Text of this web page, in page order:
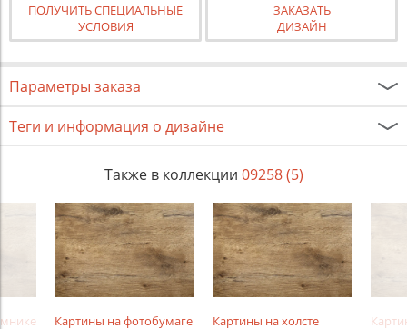
ПОЛУЧИТЬ СПЕЦИАЛЬНЫЕ
УСЛОВИЯ
ЗАКАЗАТЬ
ДИЗАЙН
Параметры заказа
Теги и информация о дизайне
Также в коллекции 09258 (5)
Картины на фотобумаге Картины на холсте